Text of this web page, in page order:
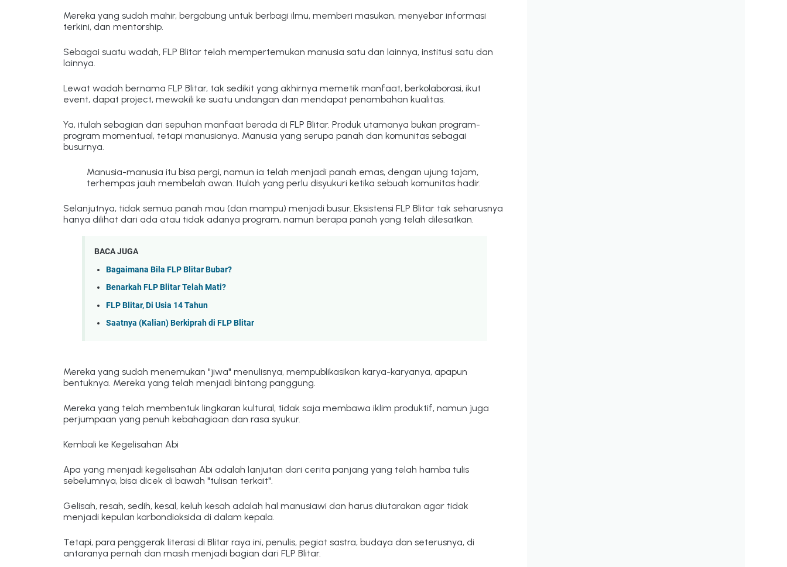
Mereka yang sudah mahir, bergabung untuk berbagi ilmu, memberi masukan, menyebar informasi
terkini, dan mentorship.
Sebagai suatu wadah, FLP Blitar telah mempertemukan manusia satu dan lainnya, institusi satu dan
lainnya.
Lewat wadah bernama FLP Blitar, tak sedikit yang akhirnya memetik manfaat, berkolaborasi, ikut
event, dapat project, mewakili ke suatu undangan dan mendapat penambahan kualitas.
Ya, itulah sebagian dari sepuhan manfaat berada di FLP Blitar. Produk utamanya bukan program-
program momentual, tetapi manusianya. Manusia yang serupa panah dan komunitas sebagai
busurnya.
Manusia-manusia itu bisa pergi, namun ia telah menjadi panah emas, dengan ujung tajam,
terhempas jauh membelah awan. Itulah yang perlu disyukuri ketika sebuah komunitas hadir.
Selanjutnya, tidak semua panah mau (dan mampu) menjadi busur. Eksistensi FLP Blitar tak seharusnya
hanya dilihat dari ada atau tidak adanya program, namun berapa panah yang telah dilesatkan.
BACA JUGA
Bagaimana Bila FLP Blitar Bubar?
Benarkah FLP Blitar Telah Mati?
FLP Blitar, Di Usia 14 Tahun
Saatnya (Kalian) Berkiprah di FLP Blitar
Mereka yang sudah menemukan "jiwa" menulisnya, mempublikasikan karya-karyanya, apapun
bentuknya. Mereka yang telah menjadi bintang panggung.
Mereka yang telah membentuk lingkaran kultural, tidak saja membawa iklim produktif, namun juga
perjumpaan yang penuh kebahagiaan dan rasa syukur.
Kembali ke Kegelisahan Abi
Apa yang menjadi kegelisahan Abi adalah lanjutan dari cerita panjang yang telah hamba tulis
sebelumnya, bisa dicek di bawah "tulisan terkait".
Gelisah, resah, sedih, kesal, keluh kesah adalah hal manusiawi dan harus diutarakan agar tidak
menjadi kepulan karbondioksida di dalam kepala.
Tetapi, para penggerak literasi di Blitar raya ini, penulis, pegiat sastra, budaya dan seterusnya, di
antaranya pernah dan masih menjadi bagian dari FLP Blitar.